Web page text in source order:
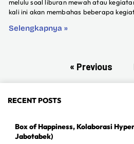
melulu soal liburan mewah atau
kali ini akan membahas beberapa
Selengkapnya »
« Previous
RECENT POSTS
Box of Happiness, Kolaborasi
Jabotabek)